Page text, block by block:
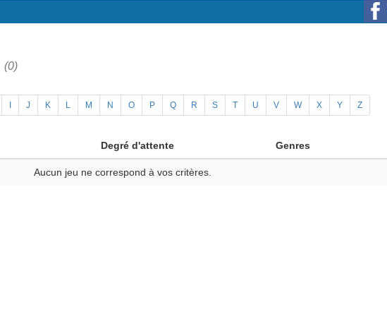
(0)
J K L M N O P Q R S T U V W X Y Z
Degré d'attente Genres
Aucun jeu ne correspond à vos critères.